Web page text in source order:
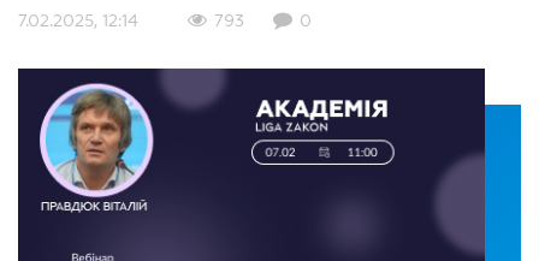
7.02.2025, 12:14 793 0